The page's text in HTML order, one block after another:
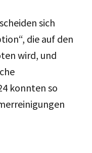
sich
die auf den
wird, und
konnten so